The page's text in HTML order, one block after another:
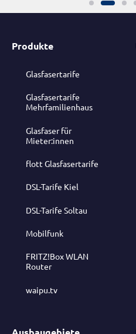
Produkte
Glasfasertarife
Glasfasertarife
Mehrfamilienhaus
Glasfaser für
Mieter:innen
flott Glasfasertarife
DSL-Tarife Kiel
DSL-Tarife Soltau
Mobilfunk
FRITZ!Box WLAN
Router
waipu.tv